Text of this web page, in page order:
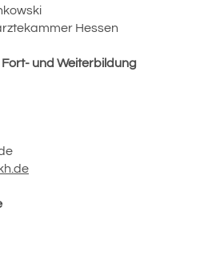
Hessen
und Weiterbildung